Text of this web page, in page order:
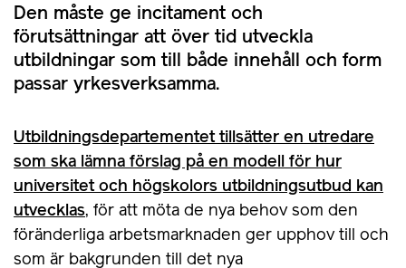
Den måste ge incitament och
förutsättningar att över tid utveckla
utbildningar som till både innehåll och form
passar yrkesverksamma.
Utbildningsdepartementet tillsätter en utredare
som ska lämna förslag på en modell för hur
universitet och högskolors utbildningsutbud kan
utvecklas, för att möta de nya behov som den
föränderliga arbetsmarknaden ger upphov till och
som är bakgrunden till det nya